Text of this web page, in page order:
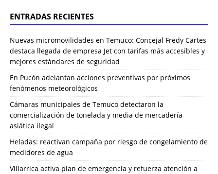
ENTRADAS RECIENTES
Nuevas micromovilidades en Temuco: Concejal Fredy Cartes
destaca llegada de empresa Jet con tarifas más accesibles y
mejores estándares de seguridad
En Pucón adelantan acciones preventivas por próximos
fenómenos meteorológicos
Cámaras municipales de Temuco detectaron la
comercialización de tonelada y media de mercadería
asiática ilegal
Heladas: reactivan campaña por riesgo de congelamiento de
medidores de agua
Villarrica activa plan de emergencia y refuerza atención a